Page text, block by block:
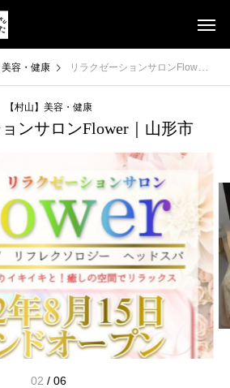
美容・健康 リラクゼーションサロンFlower｜山形市
【村山】美容・健康
ンサロンFlower｜山形市
03 / 06